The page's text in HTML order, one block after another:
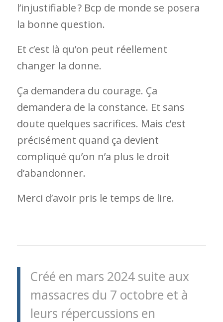
l’injustifiable ? Bcp de monde se posera
la bonne question.
Et c’est là qu’on peut réellement
changer la donne.
Ça demandera du courage. Ça
demandera de la constance. Et sans
doute quelques sacrifices. Mais c’est
précisément quand ça devient
compliqué qu’on n’a plus le droit
d’abandonner.
Merci d’avoir pris le temps de lire.
Créé en mars 2024 suite aux
massacres du 7 octobre et à
leurs répercussions en